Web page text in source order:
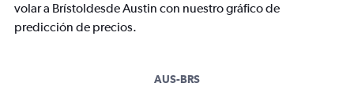
volar a Brístoldesde Austin con nuestro gráfico de
predicción de precios.
AUS-BRS